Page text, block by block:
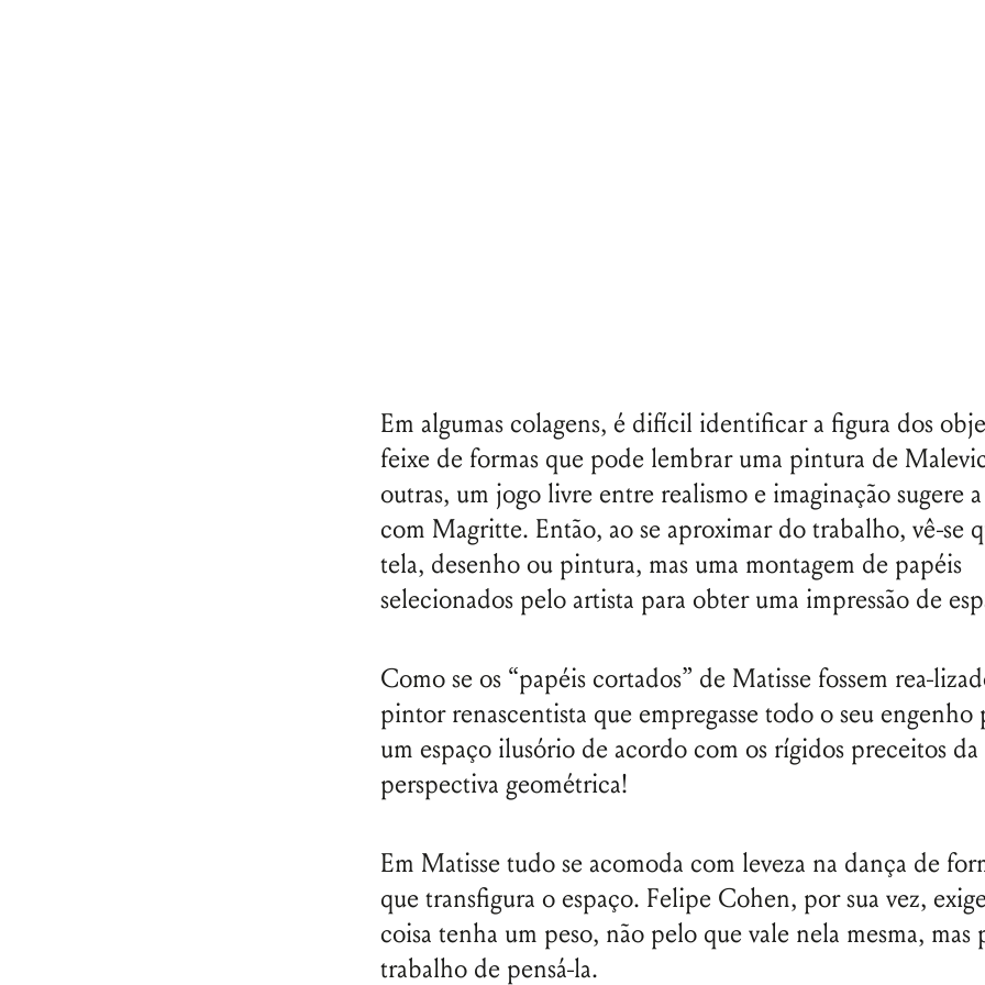
Em algumas colagens, é difícil identificar a figura dos
feixe de formas que pode lembrar uma pintura de
outras, um jogo livre entre realismo e imaginação sugere
com Magritte. Então, ao se aproximar do trabalho, vê-se
tela, desenho ou pintura, mas uma montagem de papéis
selecionados pelo artista para obter uma impressão de
Como se os “papéis cortados” de Matisse fossem rea-
pintor renascentista que empregasse todo o seu engenho
um espaço ilusório de acordo com os rígidos preceitos da
perspectiva geométrica!
Em Matisse tudo se acomoda com leveza na dança de
que transfigura o espaço. Felipe Cohen, por sua vez,
coisa tenha um peso, não pelo que vale nela mesma, mas
trabalho de pensá-la.